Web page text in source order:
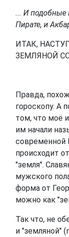
... И подобные
Пирате, и
ИТАК,
ЗЕМЛЯНОЙ
Правда,
гороскопу. А
том, что моё
им начали
современной
происходит
"земля".
мужского
форма от
можно как
Так что, не
и "земляной"